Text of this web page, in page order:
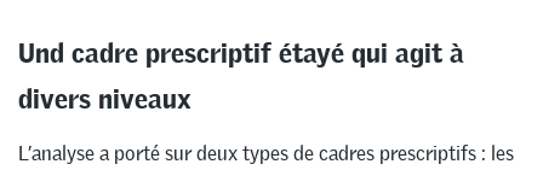
Und cadre prescriptif étayé qui agit à
divers niveaux
L’analyse a porté sur deux types de cadres prescriptifs : les